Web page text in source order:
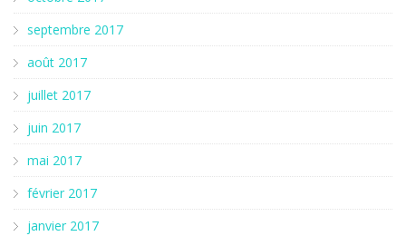
septembre 2017
août 2017
juillet 2017
juin 2017
mai 2017
février 2017
janvier 2017